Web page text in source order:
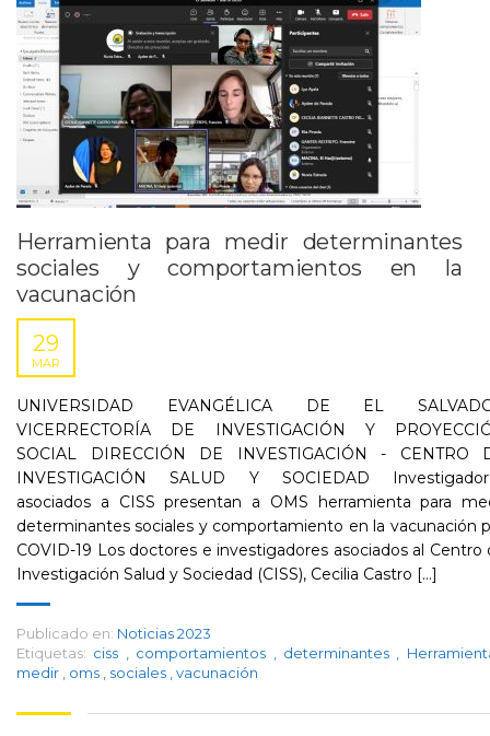
Herramienta para medir determinantes
sociales y comportamientos en la
vacunación
29
MAR
UNIVERSIDAD EVANGÉLICA DE EL
VICERRECTORÍA DE INVESTIGACIÓN Y
SOCIAL DIRECCIÓN DE INVESTIGACIÓN - CENTRO
INVESTIGACIÓN SALUD Y SOCIEDAD
asociados a CISS presentan a OMS herramienta para
determinantes sociales y comportamiento en la vacunación
COVID-19 Los doctores e investigadores asociados al Centro
Investigación Salud y Sociedad (CISS), Cecilia Castro [...]
Publicado en: Noticias 2023
Etiquetas: ciss comportamientos determinantes
medir
oms sociales vacunación